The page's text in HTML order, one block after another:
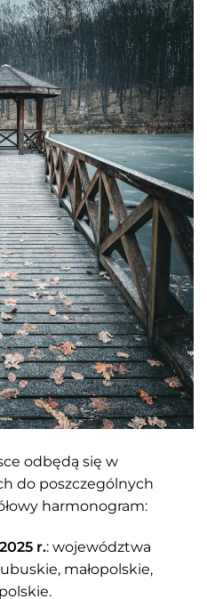
odbędą się w
do poszczególnych
harmonogram:
r.: województwa
małopolskie,